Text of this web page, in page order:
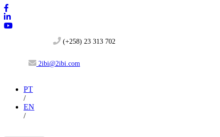
(+258) 23 313 702
2ibi@2ibi.com
PT
/
EN
/